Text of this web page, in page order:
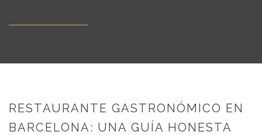
RESTAURANTE GASTRONÓMICO EN
BARCELONA: UNA GUÍA HONESTA